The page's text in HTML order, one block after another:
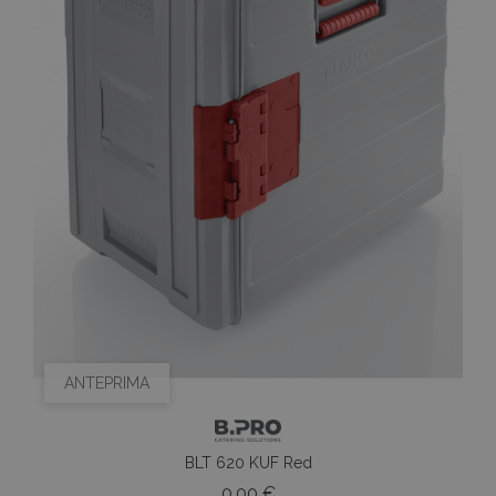
ANTEPRIMA
BLT 620 KUF Red